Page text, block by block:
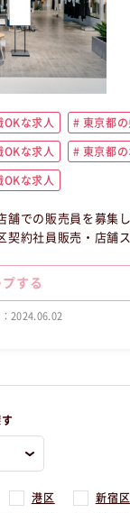
な求人 東京都
な求人 東京都
な求人
舗での販売員を募集
契約社員販売・店舗
プする
2024.06.02
港区 新宿区